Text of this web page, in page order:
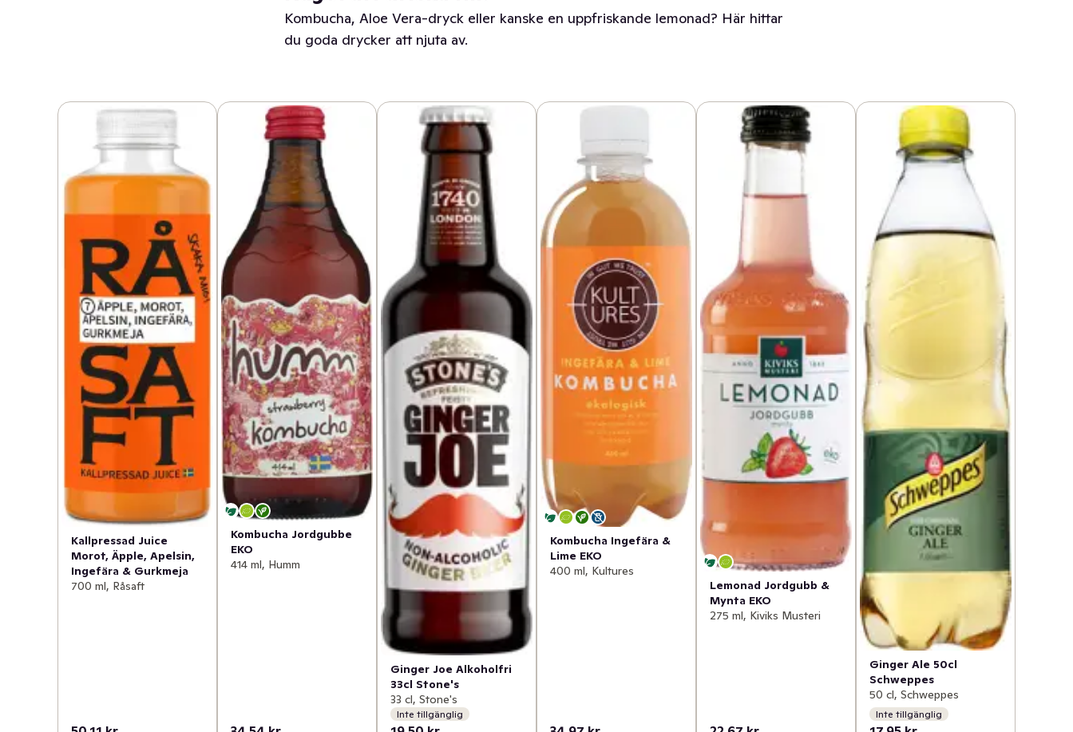
Kombucha, Aloe Vera-dryck eller kanske en uppfriskande lemonad? Här hittar
du goda drycker att njuta av.
Kallpressad Juice
Morot, Äpple, Apelsin,
Ingefära & Gurkmeja
700 ml, Råsaft
Kombucha Jordgubbe
EKO
414 ml, Humm
Ginger Joe Alkoholfri
33cl Stone's
33 cl, Stone's
Inte tillgänglig
Kombucha Ingefära &
Lime EKO
400 ml, Kultures
Lemonad Jordgubb &
Mynta EKO
275 ml, Kiviks Musteri
Ginger Ale 50cl
Schweppes
50 cl, Schweppes
Inte tillgänglig